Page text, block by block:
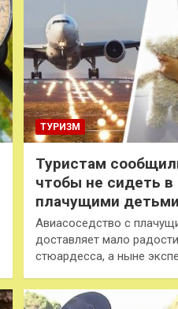
ТУРИЗМ
Туристам
чтобы не сидеть в
плачущими детьми
Авиасоседство с
доставляет мало
стюардесса, а ныне